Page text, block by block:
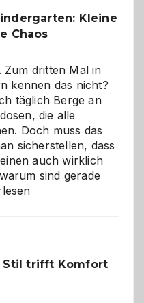
Kleine
Chaos
Zum dritten Mal in
kennen das nicht?
täglich Berge an
die alle
Doch muss das
sicherstellen, dass
auch wirklich
sind gerade
Stil trifft Komfort